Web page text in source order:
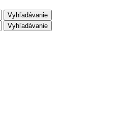
Vyhľadávanie
Vyhľadávanie